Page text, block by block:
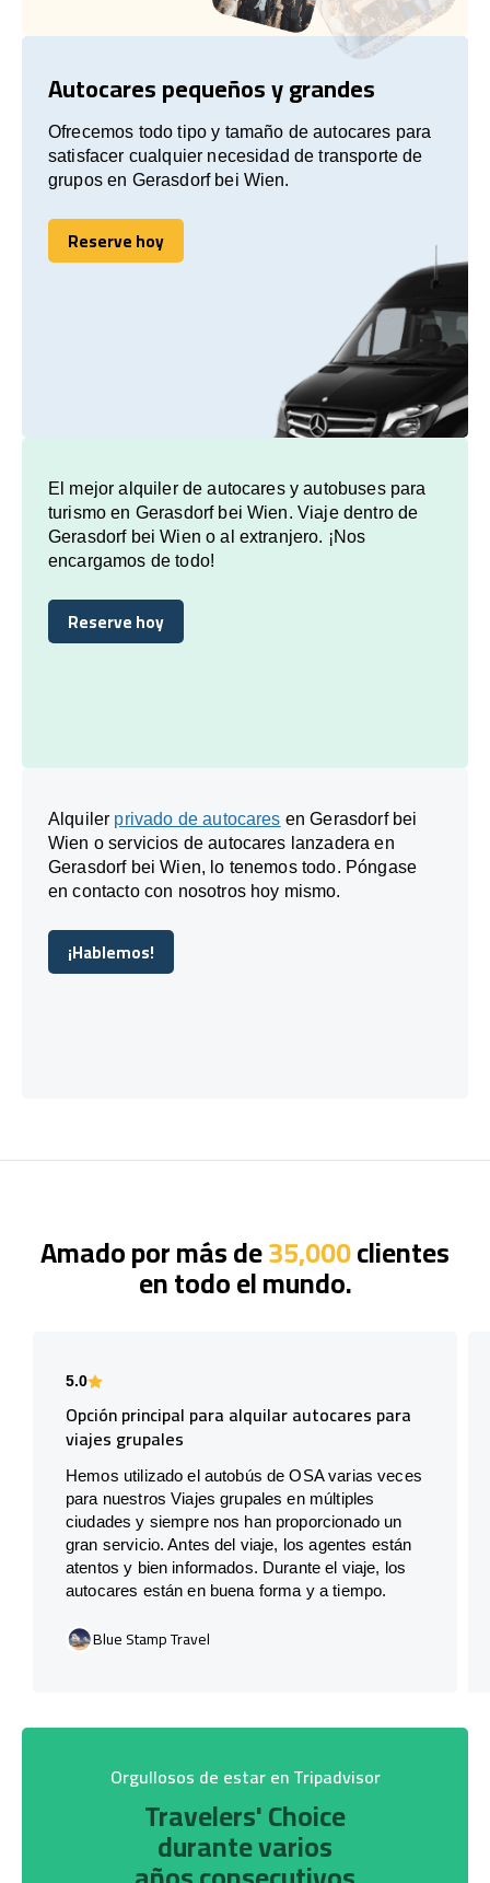
Autocares pequeños y grandes
Ofrecemos todo tipo y tamaño de autocares para
satisfacer cualquier necesidad de transporte de
grupos en Gerasdorf bei Wien.
Reserve hoy
Reserve hoy
El mejor alquiler de autocares y autobuses para
turismo en Gerasdorf bei Wien. Viaje dentro de
Gerasdorf bei Wien o al extranjero. ¡Nos
encargamos de todo!
Reserve hoy
Reserve hoy
Alquiler privado de autocares en Gerasdorf bei
Wien o servicios de autocares lanzadera en
Gerasdorf bei Wien, lo tenemos todo. Póngase
en contacto con nosotros hoy mismo.
¡Hablemos!
¡Hablemos!
Amado por más de35,000clientes
en todo el mundo.
5.0
Opción principal para alquilar autocares para
viajes grupales
Hemos utilizado el autobús de OSA varias veces
para nuestros Viajes grupales en múltiples
ciudades y siempre nos han proporcionado un
gran servicio. Antes del viaje, los agentes están
atentos y bien informados. Durante el viaje, los
autocares están en buena forma y a tiempo.
Blue Stamp Travel
Orgullosos de estar en Tripadvisor
Travelers' Choice
durante varios